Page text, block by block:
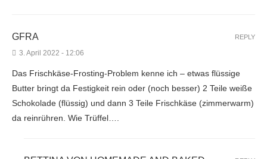
GFRA
3. April 2022 - 12:06
Das Frischkäse-Frosting-Problem kenne ich – etwas flüssige
Butter bringt da Festigkeit rein oder (noch besser) 2 Teile weiße
Schokolade (flüssig) und dann 3 Teile Frischkäse (zimmerwarm)
da reinrühren. Wie Trüffel….
REPLY